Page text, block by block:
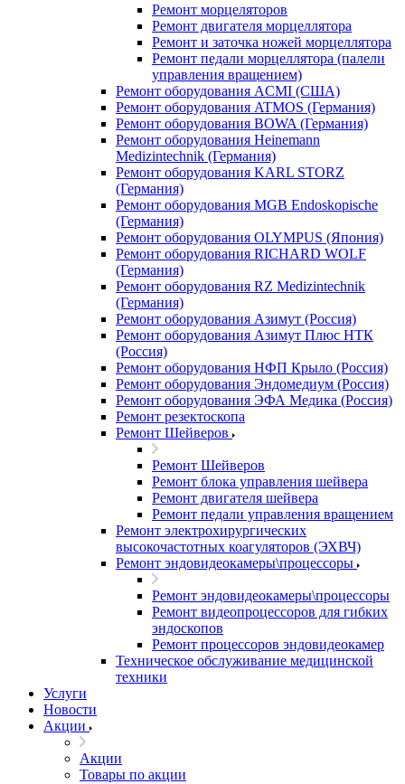
Ремонт морцеляторов
Ремонт двигателя морцеллятора
Ремонт и заточка ножей морцеллятора
Ремонт педали морцеллятора (палели
управления вращением)
Ремонт оборудования ACMI (США)
Ремонт оборудования ATMOS (Германия)
Ремонт оборудования BOWA (Германия)
Ремонт оборудования Heinemann
Medizintechnik (Германия)
Ремонт оборудования KARL STORZ
(Германия)
Ремонт оборудования MGB Endoskopische
(Германия)
Ремонт оборудования OLYMPUS (Япония)
Ремонт оборудования RICHARD WOLF
(Германия)
Ремонт оборудования RZ Medizintechnik
(Германия)
Ремонт оборудования Азимут (Россия)
Ремонт оборудования Азимут Плюс НТК
(Россия)
Ремонт оборудования НФП Крыло (Россия)
Ремонт оборудования Эндомедиум (Россия)
Ремонт оборудования ЭФА Медика (Россия)
Ремонт резектоскопа
Ремонт Шейверов
Ремонт Шейверов
Ремонт блока управления шейвера
Ремонт двигателя шейвера
Ремонт педали управления вращением
Ремонт электрохирургических
высокочастотных коагуляторов (ЭХВЧ)
Ремонт эндовидеокамеры\процессоры
Ремонт эндовидеокамеры\процессоры
Ремонт видеопроцессоров для гибких
эндоскопов
Ремонт процессоров эндовидеокамер
Техническое обслуживание медицинской
техники
Услуги
Новости
Акции
Акции
Товары по акции